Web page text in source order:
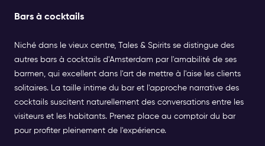
Bars à cocktails
Niché dans le vieux centre, Tales & Spirits se distingue des
autres bars à cocktails d'Amsterdam par l'amabilité de ses
barmen, qui excellent dans l'art de mettre à l'aise les clients
solitaires. La taille intime du bar et l'approche narrative des
cocktails suscitent naturellement des conversations entre les
visiteurs et les habitants. Prenez place au comptoir du bar
pour profiter pleinement de l'expérience.